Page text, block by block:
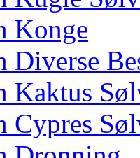
Konge
Diverse
Kaktus
Cypres